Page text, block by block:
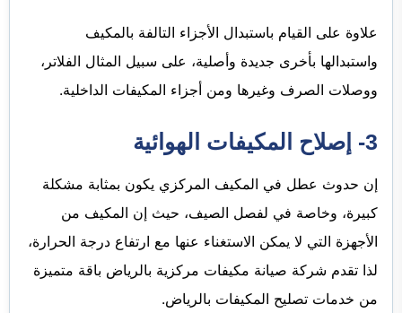
علاوة على القيام باستبدال الأجزاء التالفة بالمكيف
واستبدالها بأخرى جديدة وأصلية، على سبيل المثال الفلاتر،
ووصلات الصرف وغيرها ومن أجزاء المكيفات الداخلية.
3- إصلاح المكيفات الهوائية
إن حدوث عطل في المكيف المركزي يكون بمثابة مشكلة
كبيرة، وخاصة في لفصل الصيف، حيث إن المكيف من
الأجهزة التي لا يمكن الاستغناء عنها مع ارتفاع درجة الحرارة،
لذا تقدم شركة صيانة مكيفات مركزية بالرياض باقة متميزة
من خدمات تصليح المكيفات بالرياض.